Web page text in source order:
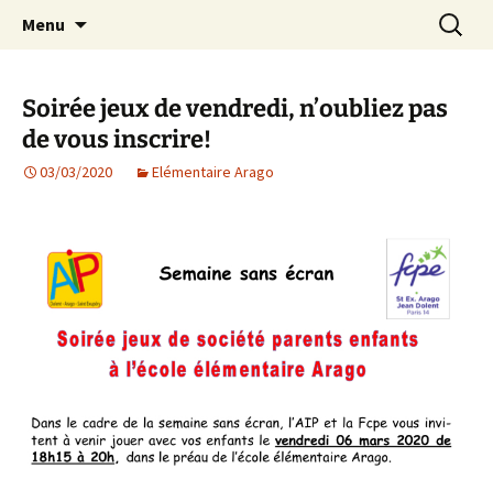
AIP Paris 14 – Association
Indépendante des Parents
d'élèves depuis 1981
Agit – s'Investit – Participe au service des
enfants du secteur scolaire Dolent-Arago-
Menu
Soirée jeux de vendredi, n’oubliez pas
de vous inscrire!
03/03/2020 Elémentaire Arago